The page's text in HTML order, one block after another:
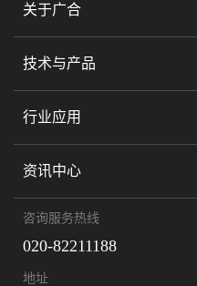
关于广合
技术与产品
行业应用
资讯中心
咨询服务热线
020-82211188
地址